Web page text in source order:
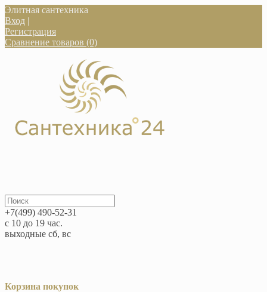
Элитная сантехника
Вход |
Регистрация
Сравнение товаров (0)
+7(499) 490-52-31
с 10 до 19 час.
выходные сб, вс
Корзина покупок